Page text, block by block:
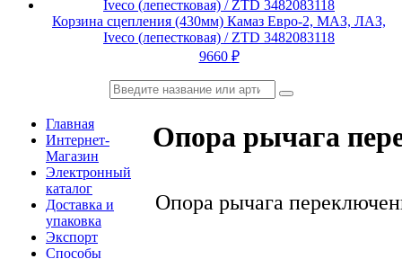
Корзина сцепления (430мм) Камаз Евро-2, МАЗ, ЛАЗ,
Iveco (лепестковая) / ZTD 3482083118
9660 ₽
Главная
Интернет-
Магазин
Электронный
каталог
Доставка и
упаковка
Экспорт
Способы
Опора рычага
Опора рычага